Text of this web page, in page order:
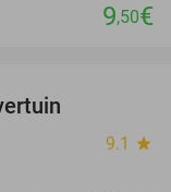
9,50€
9.1 star